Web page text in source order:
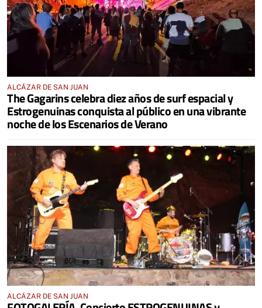
ALCÁZAR DE SAN JUAN
The Gagarins celebra diez años de surf espacial y
Estrogenuinas conquista al público en una vibrante
noche de los Escenarios de Verano
ALCÁZAR DE SAN JUAN